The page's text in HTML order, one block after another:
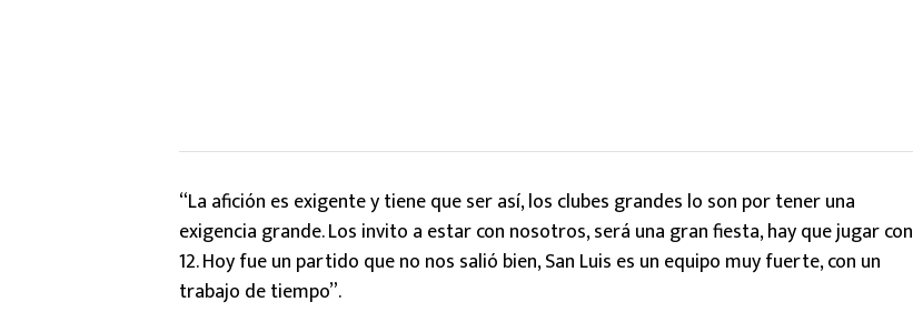
“La afición es exigente y tiene que ser así, los clubes grandes lo son por tener una
exigencia grande. Los invito a estar con nosotros, será una gran fiesta, hay que jugar con
12. Hoy fue un partido que no nos salió bien, San Luis es un equipo muy fuerte, con un
trabajo de tiempo”.